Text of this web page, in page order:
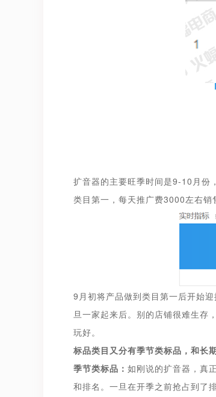
扩音器的主要旺季时间是9-10月份
类目第一，每天推广费3000左右销
9月初将产品做到类目第一后开始
旦一家起来后。别的店铺很难生存
玩好。
标品类目又分有季节类标品，和长期
季节类标品 ： 如刚说的扩音器，真
和排名。一旦在开季之前抢占到了